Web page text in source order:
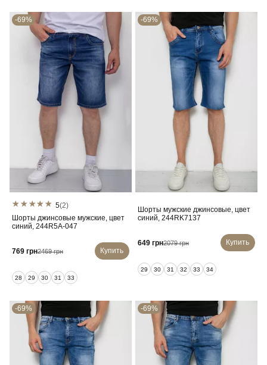
-69%
5(2)
Шорты джинсовые мужские, цвет
синий, 244R5A-047
769 грн2469 грн Купить
28 29 30 31 33
-69%
Шорты мужские джинсовые, цвет
синий, 244RK7137
649 грн2079 грн Купить
29 30 31 32 33 34
-69% -69%